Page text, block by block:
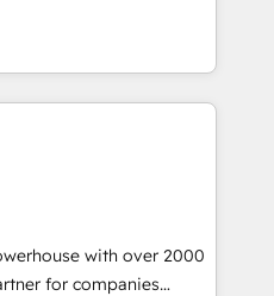
and change
results. As part of
we unite more than
Europe – ready to
to support your
operations around one
the full value of your
just implement a
with a partner who
with over 2000
for companies